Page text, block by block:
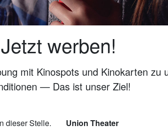
Jetzt werben!
mit Kinospots und Kinokarten zu
— Das ist unser Ziel!
dieser Stelle. Union Theater